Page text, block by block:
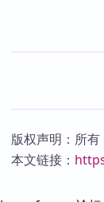
版权声明：所有
本文链接：